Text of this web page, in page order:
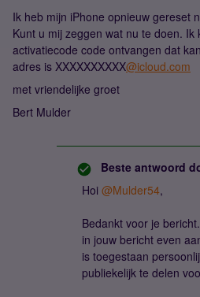
Ik heb mijn iPhone opnieuw gereset
Kunt u mij zeggen wat nu te doen. Ik
activatiecode code ontvangen dat
adres is XXXXXXXXXX@icloud.com
met vriendelijke groet
Bert Mulder
Beste antwoord
Hoi @Mulder54,
Bedankt voor je
in jouw bericht even
is toegestaan
publiekelijk te delen